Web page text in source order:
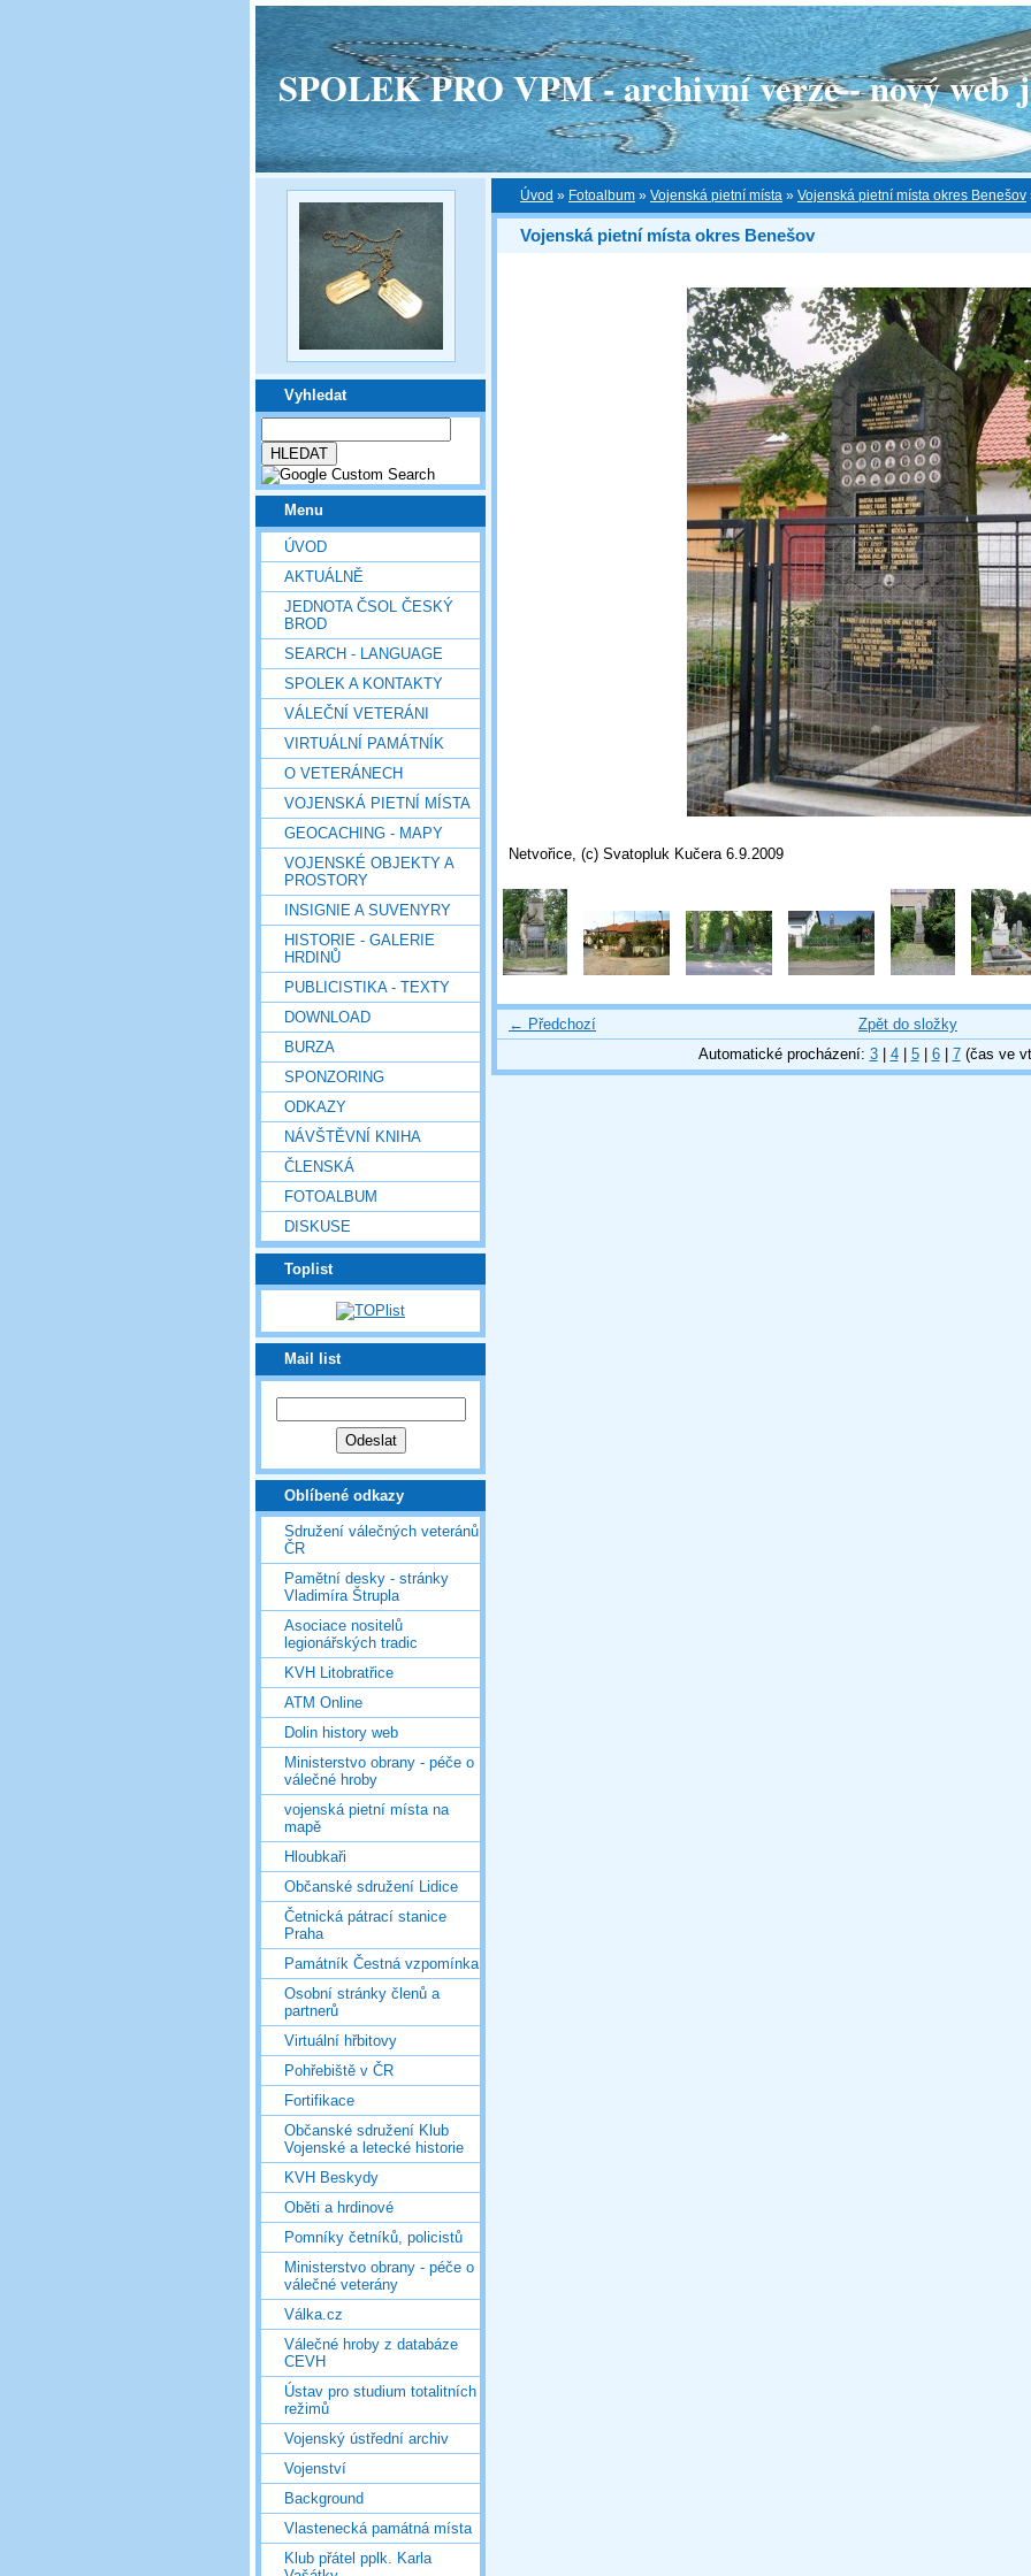
SPOLEK PRO VPM - archivní verze - nový web
Vyhledat
Menu
ÚVOD
AKTUÁLNĚ
JEDNOTA ČSOL ČESKÝ
BROD
SEARCH - LANGUAGE
SPOLEK A KONTAKTY
VÁLEČNÍ VETERÁNI
VIRTUÁLNÍ PAMÁTNÍK
O VETERÁNECH
VOJENSKÁ PIETNÍ MÍSTA
GEOCACHING - MAPY
VOJENSKÉ OBJEKTY A
PROSTORY
INSIGNIE A SUVENYRY
HISTORIE - GALERIE
HRDINŮ
PUBLICISTIKA - TEXTY
DOWNLOAD
BURZA
SPONZORING
ODKAZY
NÁVŠTĚVNÍ KNIHA
ČLENSKÁ
FOTOALBUM
DISKUSE
Toplist
Mail list
Oblíbené odkazy
Sdružení válečných veteránů
ČR
Pamětní desky - stránky
Vladimíra Štrupla
Asociace nositelů
legionářských tradic
KVH Litobratřice
ATM Online
Dolin history web
Ministerstvo obrany - péče o
válečné hroby
vojenská pietní místa na
mapě
Hloubkaři
Občanské sdružení Lidice
Četnická pátrací stanice
Praha
Památník Čestná vzpomínka
Osobní stránky členů a
partnerů
Virtuální hřbitovy
Pohřebiště v ČR
Fortifikace
Občanské sdružení Klub
Vojenské a letecké historie
KVH Beskydy
Oběti a hrdinové
Pomníky četníků, policistů
Ministerstvo obrany - péče o
válečné veterány
Válka.cz
Válečné hroby z databáze
CEVH
Ústav pro studium totalitních
režimů
Vojenský ústřední archiv
Vojenství
Background
Vlastenecká památná místa
Klub přátel pplk. Karla
Úvod » Fotoalbum » Vojenská pietní místa » Vojenská pietní místa okres Benešov
Vojenská pietní místa okres Benešov
Netvořice, (c) Svatopluk Kučera 6.9.2009
← Předchozí
Zpět do složky
Automatické procházení: 3| 4| 5| 6| 7(čas ve